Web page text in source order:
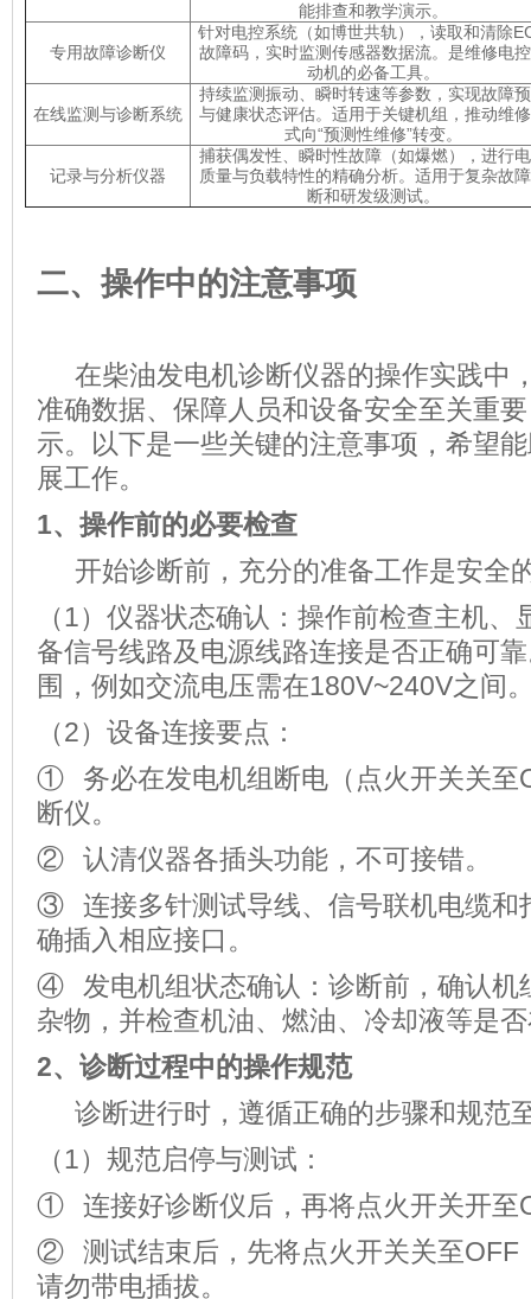
能排查和教学演示。
专用故障诊断仪
针对电控系统（如博世共轨），读取和清除
故障码，实时监测传感器数据流。是维修电
动机的必备工具。
在线监测与诊断系统
持续监测振动、瞬时转速等参数，实现故障
与健康状态评估。适用于关键机组，推动维
式向“预测性维修”转变。
记录与分析仪器
捕获偶发性、瞬时性故障（如爆燃），进行
质量与负载特性的精确分析。适用于复杂故
断和研发级测试。
二、操作中的注意事项
在柴油发电机诊断仪器的操作实践中
准确数据、保障人员和设备安全至关重
示。以下是一些关键的注意事项，希望
展工作。
1、 操作前的必要检查
开始诊断前，充分的准备工作是安全
（1）仪器状态确认：操作前检查主机
备信号线路及电源线路连接是否正确可
围，例如交流电压需在180V~240V之间
（2）设备连接要点：
① 务必在发电机组断电（点火开关关至
断仪。
② 认清仪器各插头功能，不可接错。
③ 连接多针测试导线、信号联机电缆和
确插入相应接口。
④ 发电机组状态确认：诊断前，确认机
杂物，并检查机油、燃油、冷却液等是
2、 诊断过程中的操作规范
诊断进行时，遵循正确的步骤和规范
（1）规范启停与测试：
① 连接好诊断仪后，再将点火开关开至
② 测试结束后，先将点火开关关至OFF
请勿带电插拔。